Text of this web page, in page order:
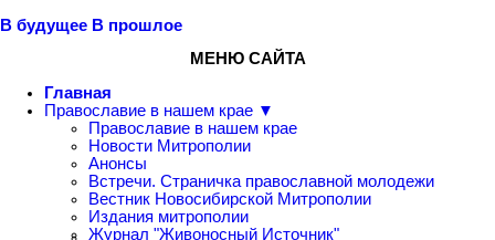
В будущее В прошлое
МЕНЮ САЙТА
Главная
Православие в нашем крае ▼
Православие в нашем крае
Новости Митрополии
Анонсы
Встречи. Страничка православной молодежи
Вестник Новосибирской Митрополии
Издания митрополии
Журнал "Живоносный Источник"